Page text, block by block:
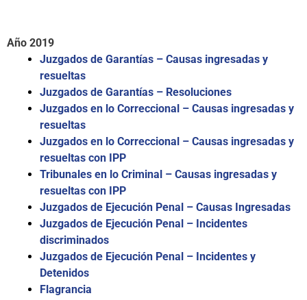
Año 2019
Juzgados de Garantías – Causas ingresadas y
resueltas
Juzgados de Garantías – Resoluciones
Juzgados en lo Correccional – Causas ingresadas y
resueltas
Juzgados en lo Correccional – Causas ingresadas y
resueltas con IPP
Tribunales en lo Criminal – Causas ingresadas y
resueltas con IPP
Juzgados de Ejecución Penal – Causas Ingresadas
Juzgados de Ejecución Penal – Incidentes
discriminados
Juzgados de Ejecución Penal – Incidentes y
Detenidos
Flagrancia